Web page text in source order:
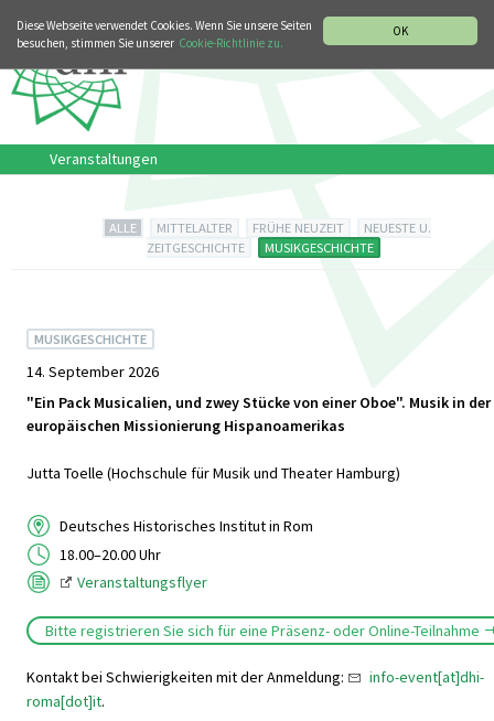
OK
Diese Webseite verwendet Cookies. Wenn Sie unsere Seiten
besuchen, stimmen Sie unserer Cookie-Richtlinie zu.
Veranstaltungen
ALLE MITTELALTER FRÜHE NEUZEIT
NEUESTE U.
ZEITGESCHICHTE
MUSIKGESCHICHTE
MUSIKGESCHICHTE
14. September 2026
"Ein Pack Musicalien, und zwey Stücke von einer Oboe". Musik in der
europäischen Missionierung Hispanoamerikas
Jutta Toelle (Hochschule für Musik und Theater Hamburg)
Deutsches Historisches Institut in Rom
18.00–20.00 Uhr
Veranstaltungsflyer
Bitte registrieren Sie sich für eine Präsenz- oder Online-Teilnahme
Kontakt bei Schwierigkeiten mit der Anmeldung:
info-event[at]dhi-
roma[dot]it.